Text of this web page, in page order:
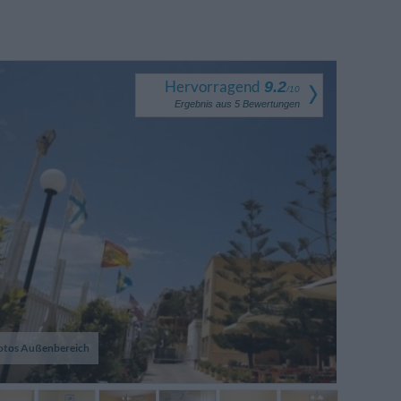
Außenbereich
Hervorragend 9.2/10
Ergebnis aus 5 Bewertungen